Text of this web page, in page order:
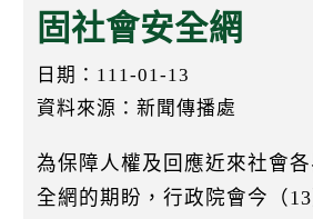
固社會安全網
日期：111-01-13
資料來源：新聞傳播處
為保障人權及回應近來社會
全網的期盼，行政院會今（